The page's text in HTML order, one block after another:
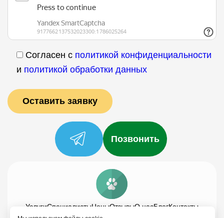
Согласен с политикой конфиденциальности
и политикой обработки данных
Позвонить
УслугиСпециалистыЦеныОтзывыО насБлогКонтакты